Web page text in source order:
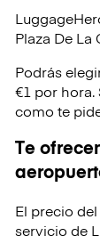
Plaza De
Podrás
€1 por hora.
como te
Te
El precio
servicio de